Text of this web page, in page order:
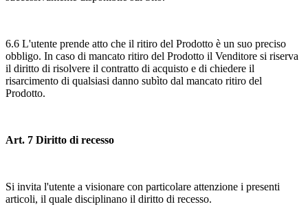
6.6 L'utente prende atto che il ritiro del Prodotto è un suo preciso
obbligo. In caso di mancato ritiro del Prodotto il Venditore si riserva
il diritto di risolvere il contratto di acquisto e di chiedere il
risarcimento di qualsiasi danno subìto dal mancato ritiro del
Prodotto.
Art. 7 Diritto di recesso
Si invita l'utente a visionare con particolare attenzione i presenti
articoli, il quale disciplinano il diritto di recesso.